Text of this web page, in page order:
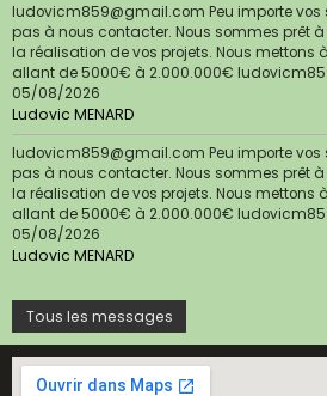
ludovicm859@gmail.com Peu importe
pas à nous contacter. Nous sommes prêt
la réalisation de vos projets. Nous mettons
allant de 5000€ à 2.000.000€
05/08/2026
Ludovic MENARD
ludovicm859@gmail.com Peu importe
pas à nous contacter. Nous sommes prêt
la réalisation de vos projets. Nous mettons
allant de 5000€ à 2.000.000€
05/08/2026
Ludovic MENARD
Tous les messages